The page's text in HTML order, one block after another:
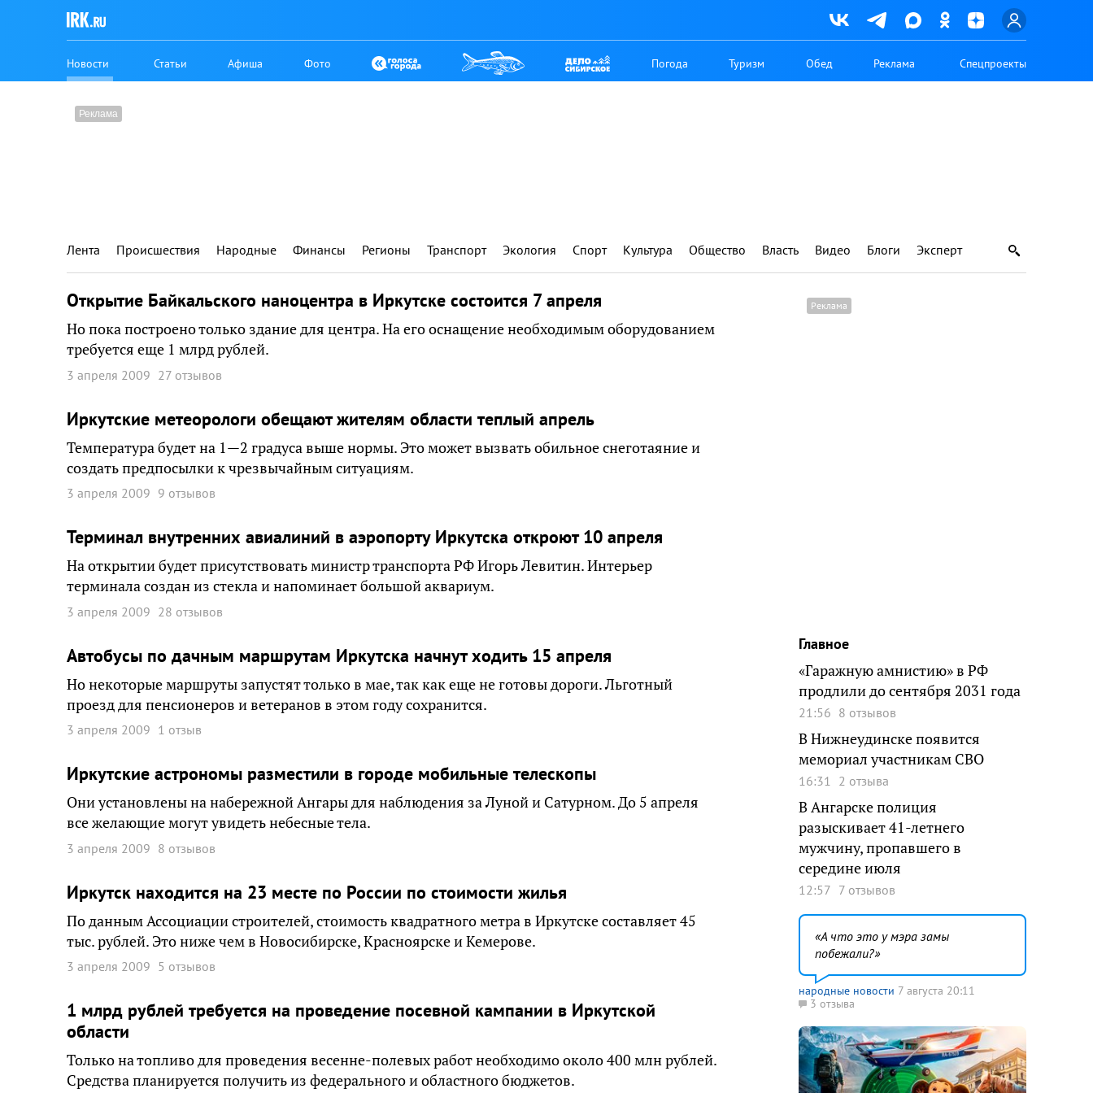
Новости Статьи Афиша Фото Погода Туризм Обед Реклама Спецпроекты
Лента Происшествия Народные Финансы Регионы Транспорт Экология Спорт Культура Общество Власть Видео Блоги Эксперт
Открытие Байкальского наноцентра в Иркутске состоится 7 апреля
Но пока построено только здание для центра. На его оснащение необходимым оборудованием
требуется еще 1 млрд рублей.
3 апреля 2009 27 отзывов
Иркутские метеорологи обещают жителям области теплый апрель
Температура будет на 1—2 градуса выше нормы. Это может вызвать обильное снеготаяние и
создать предпосылки к чрезвычайным ситуациям.
3 апреля 2009 9 отзывов
Терминал внутренних авиалиний в аэропорту Иркутска откроют 10 апреля
На открытии будет присутствовать министр транспорта РФ Игорь Левитин. Интерьер
терминала создан из стекла и напоминает большой аквариум.
3 апреля 2009 28 отзывов
Автобусы по дачным маршрутам Иркутска начнут ходить 15 апреля
Но некоторые маршруты запустят только в мае, так как еще не готовы дороги. Льготный
проезд для пенсионеров и ветеранов в этом году сохранится.
3 апреля 2009 1 отзыв
Иркутские астрономы разместили в городе мобильные телескопы
Они установлены на набережной Ангары для наблюдения за Луной и Сатурном. До 5 апреля
все желающие могут увидеть небесные тела.
3 апреля 2009 8 отзывов
Иркутск находится на 23 месте по России по стоимости жилья
По данным Ассоциации строителей, стоимость квадратного метра в Иркутске составляет 45
тыс. рублей. Это ниже чем в Новосибирске, Красноярске и Кемерове.
3 апреля 2009 5 отзывов
1 млрд рублей требуется на проведение посевной кампании в Иркутской
области
Только на топливо для проведения весенне-полевых работ необходимо около 400 млн рублей.
Средства планируется получить из федерального и областного бюджетов.
Главное
«Гаражную амнистию» в РФ
продлили до сентября 2031 года
21:56 8 отзывов
В Нижнеудинске появится
мемориал участникам СВО
16:31 2 отзыва
В Ангарске полиция
разыскивает 41-летнего
мужчину, пропавшего в
середине июля
12:57 7 отзывов
А что это у мэра замы
побежали?
народные новости 7 августа 20:11
3 отзыва